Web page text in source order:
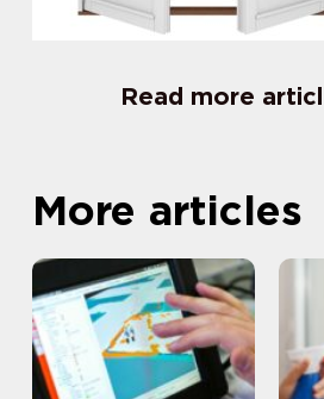
Read more
More articles